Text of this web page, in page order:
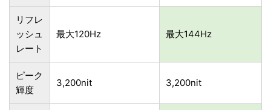
リフレ
ッシュ
レート
最大120Hz 最大144Hz
ピーク
輝度
3,200nit 3,200nit